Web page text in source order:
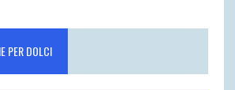
PER DOLCI